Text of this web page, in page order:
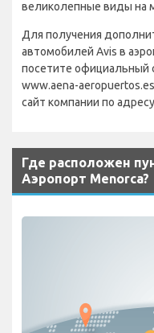
великолепные виды на
Для получения
автомобилей Avis в
посетите официальный
www.aena-
сайт компании по
Где расположен
Аэропорт Menorca?